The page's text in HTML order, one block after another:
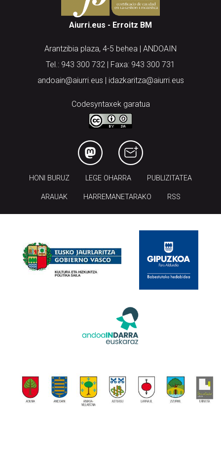
Aiurri.eus - Erroitz BM
Arantzibia plaza, 4-5 behea | ANDOAIN
Tel.: 943 300 732 | Faxa: 943 300 731
andoain@aiurri.eus | idazkaritza@aiurri.eus
Codesyntaxek garatua
HONI BURUZ LEGE OHARRA PUBLIZITATEA
ARAUAK HARREMANETARAKO RSS